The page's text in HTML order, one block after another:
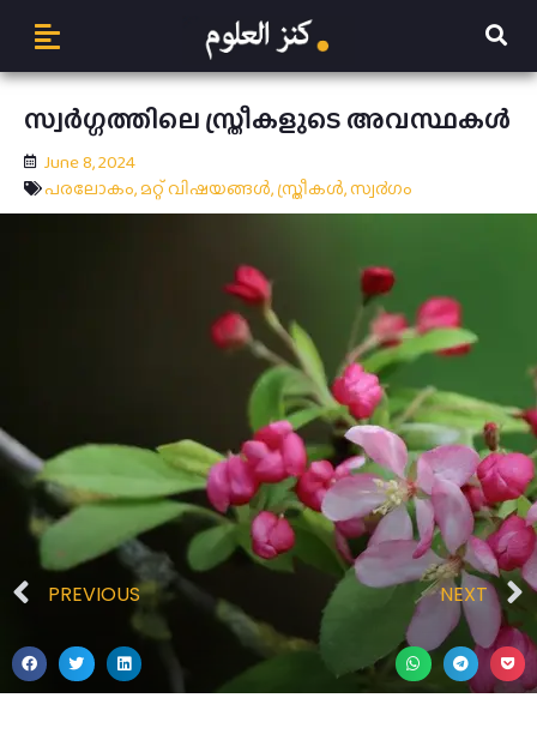
സ്വർഗ്ഗത്തിലെ സ്ത്രീകളുടെ അവസ്ഥകൾ
June 8, 2024
പരലോകം,മറ്റ് വിഷയങ്ങള്‍,സ്ത്രീകള്‍,സ്വ൪ഗം
PREVIOUS NEXT